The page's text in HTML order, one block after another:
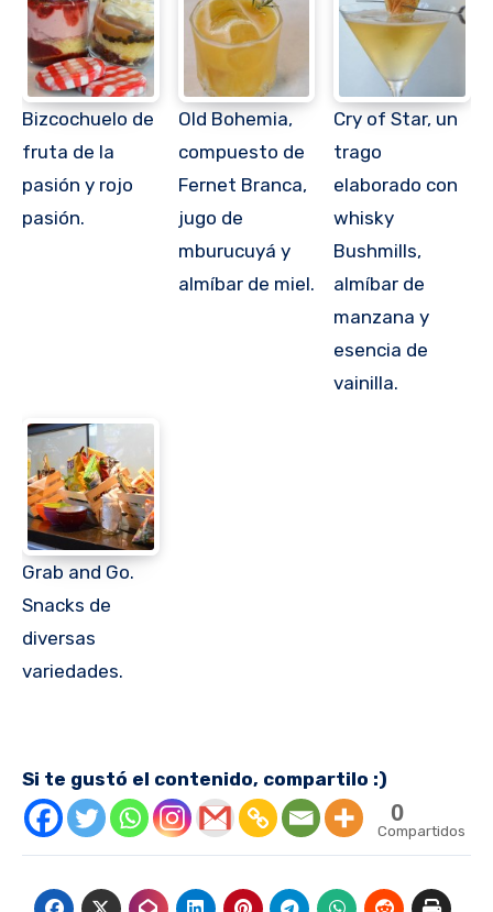
Bizcochuelo de
fruta de la
pasión y rojo
pasión.
Old Bohemia,
compuesto de
Fernet Branca,
jugo de
mburucuyá y
almíbar de miel.
Cry of Star, un
trago
elaborado con
whisky
BushmiIls,
almíbar de
manzana y
esencia de
vainilla.
Grab and Go.
Snacks de
diversas
variedades.
Si te gustó el contenido, compartilo :)
0
Compartidos